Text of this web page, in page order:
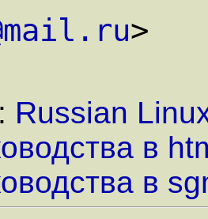
>
Russian
в
в